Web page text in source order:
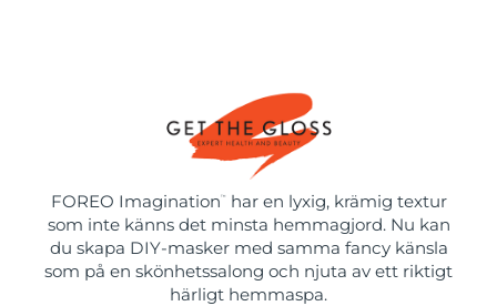
FOREO Imagination ™
har en lyxig, krämig textur
som inte känns det minsta hemmagjord. Nu kan
du skapa DIY-masker med samma fancy känsla
som på en skönhetssalong och njuta av ett riktigt
härligt hemmaspa.